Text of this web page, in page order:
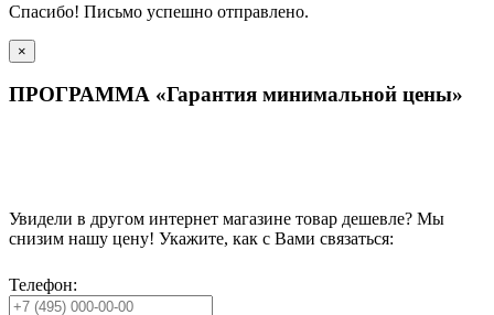
Спасибо! Письмо успешно отправлено.
×
ПРОГРАММА «Гарантия минимальной цены»
Увидели в другом интернет магазине товар дешевле? Мы
снизим нашу цену! Укажите, как с Вами связаться:
Телефон: